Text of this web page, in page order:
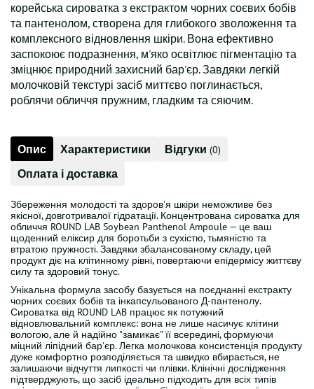
корейська сироватка з екстрактом чорних соєвих бобів
та пантенолом, створена для глибокого зволоження та
комплексного відновлення шкіри. Вона ефективно
заспокоює подразнення, м'яко освітлює пігментацію та
зміцнює природний захисний бар'єр. Завдяки легкій
молочковій текстурі засіб миттєво поглинається,
роблячи обличчя пружним, гладким та сяючим.
Опис Характеристики Відгуки (0)
Оплата і доставка
Збереження молодості та здоров'я шкіри неможливе без
якісної, довготривалої гідратації. Концентрована сироватка для
обличчя ROUND LAB Soybean Panthenol Ampoule — це ваш
щоденний еліксир для боротьби з сухістю, тьмяністю та
втратою пружності. Завдяки збалансованому складу, цей
продукт діє на клітинному рівні, повертаючи епідермісу життєву
силу та здоровий тонус.
Унікальна формула засобу базується на поєднанні екстракту
чорних соєвих бобів та інкапсульованого Д-пантенолу.
Сироватка від ROUND LAB працює як потужний
відновлювальний комплекс: вона не лише насичує клітини
вологою, але й надійно "замикає" її всередині, формуючи
міцний ліпідний бар'єр. Легка молочкова консистенція продукту
дуже комфортно розподіляється та швидко вбирається, не
залишаючи відчуття липкості чи плівки. Клінічні дослідження
підтверджують, що засіб ідеально підходить для всіх типів